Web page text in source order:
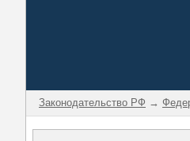
Законодательство РФ →